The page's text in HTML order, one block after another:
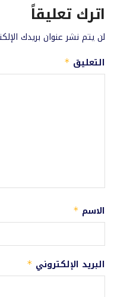
اترك تعليقاً
لن يتم نشر عنوان بريدك
التعليق *
الاسم *
البريد الإلكتروني *